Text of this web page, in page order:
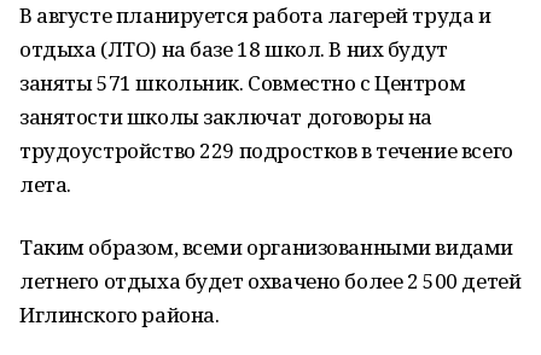
В августе планируется работа лагерей труда и
отдыха (ЛТО) на базе 18 школ. В них будут
заняты 571 школьник. Совместно с Центром
занятости школы заключат договоры на
трудоустройство 229 подростков в течение всего
лета.
Таким образом, всеми организованными видами
летнего отдыха будет охвачено более 2 500 детей
Иглинского района.